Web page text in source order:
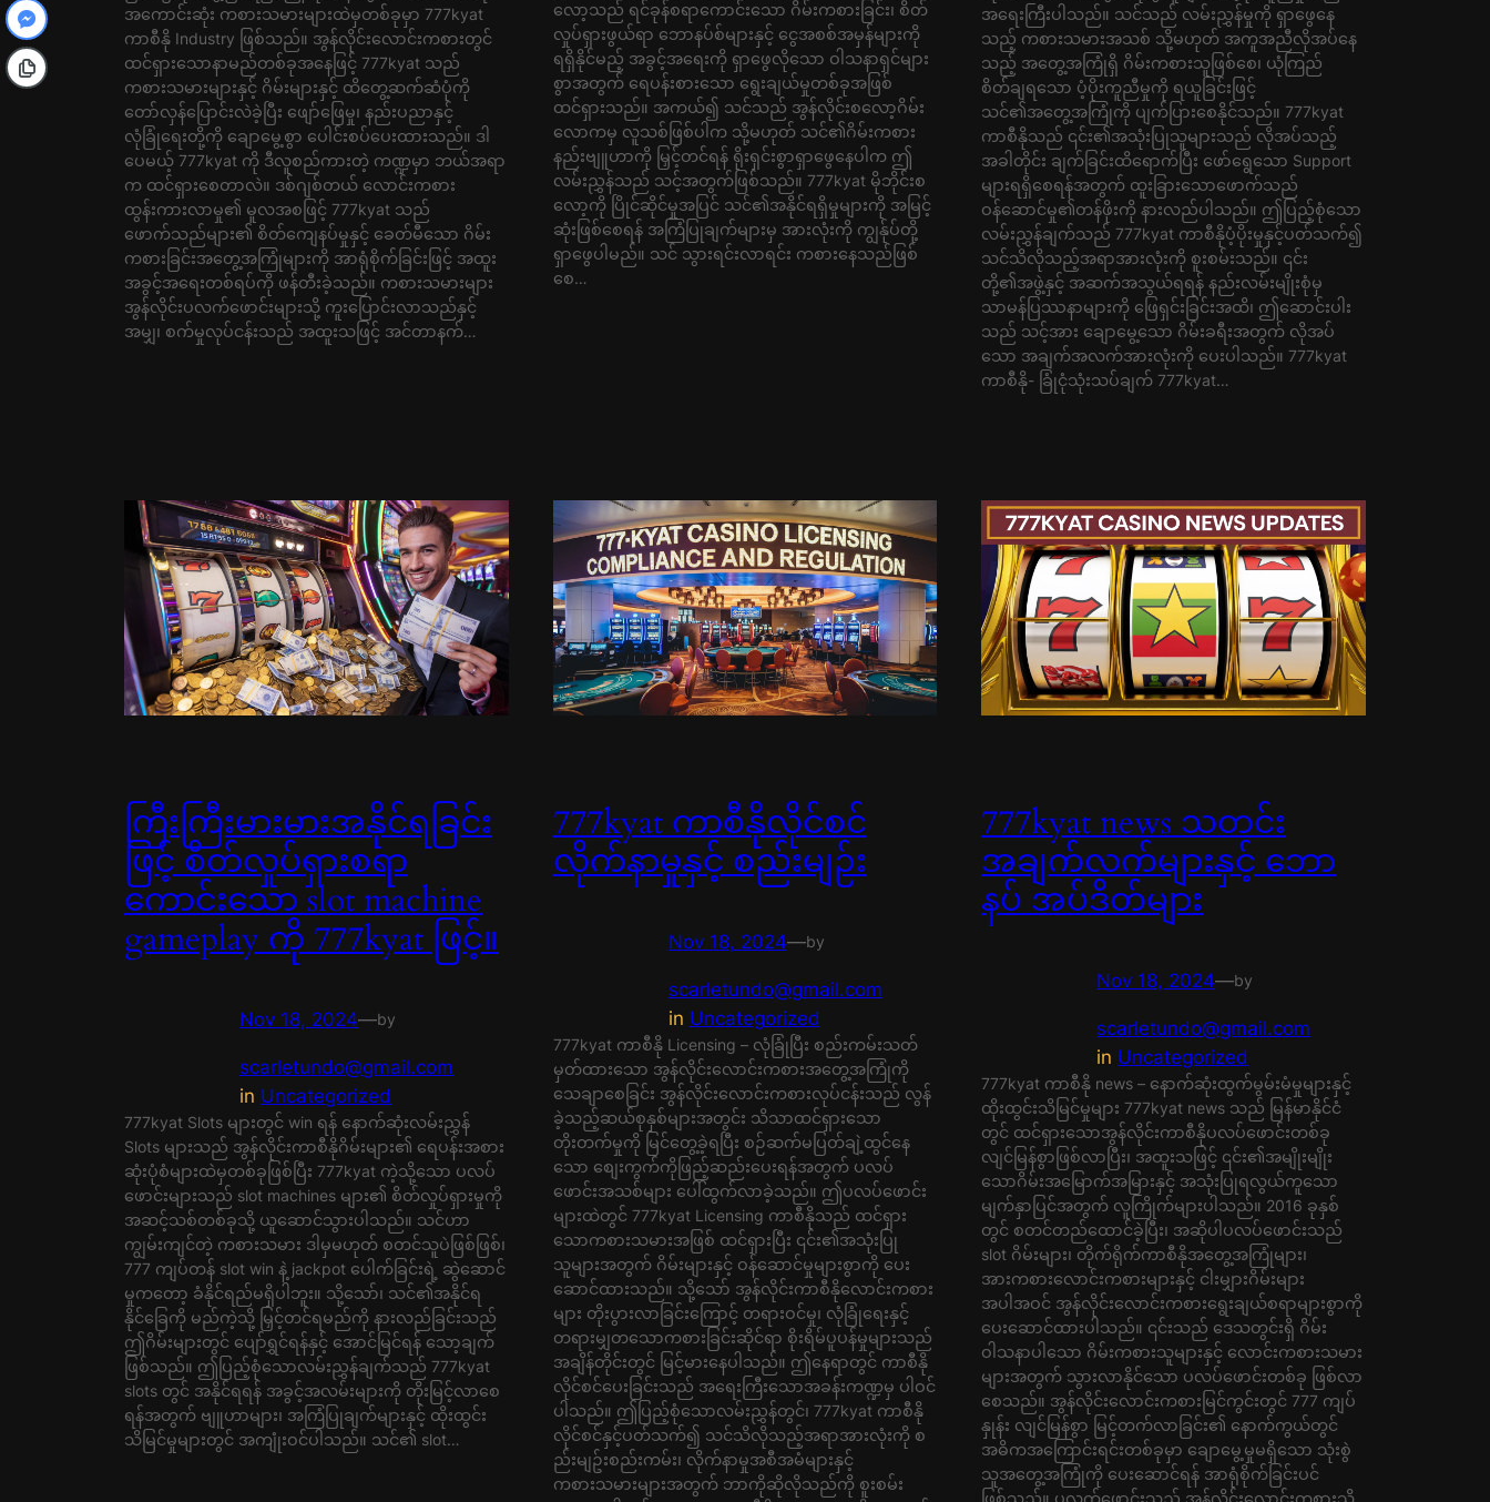
အကောင်းဆုံး ကစားသမားများထဲမှတစ်ခုမှာ 777kyat
ကာစီနို Industry ဖြစ်သည်။ အွန်လိုင်းလောင်းကစားတွင်
ထင်ရှားသောနာမည်တစ်ခုအနေဖြင့် 777kyat သည်
ကစားသမားများနှင့် ဂိမ်းများနှင့် ထိတွေ့ဆက်ဆံပုံကို
တော်လှန်ပြောင်းလဲခဲ့ပြီး ဖျော်ဖြေမှု၊ နည်းပညာနှင့်
လုံခြုံရေးတို့ကို ချောမွေ့စွာ ပေါင်းစပ်ပေးထားသည်။ ဒါ
ပေမယ့် 777kyat ကို ဒီလူစည်ကားတဲ့ ကဏ္ဍမှာ ဘယ်အရာ
က ထင်ရှားစေတာလဲ။ ဒစ်ဂျစ်တယ် လောင်းကစား
ထွန်းကားလာမှု၏ မူလအစဖြင့် 777kyat သည်
ဖောက်သည်များ၏ စိတ်ကျေနပ်မှုနှင့် ခေတ်မီသော ဂိမ်း
ကစားခြင်းအတွေ့အကြုံများကို အာရုံစိုက်ခြင်းဖြင့် အထူး
အခွင့်အရေးတစ်ရပ်ကို ဖန်တီးခဲ့သည်။ ကစားသမားများ
အွန်လိုင်းပလက်ဖောင်းများသို့ ကူးပြောင်းလာသည်နှင့်
အမျှ၊ စက်မှုလုပ်ငန်းသည် အထူးသဖြင့် အင်တာနက်…
လော့သည် ရင်ခုန်စရာကောင်းသော ဂိမ်းကစားခြင်း၊ စိတ်
လှုပ်ရှားဖွယ်ရာ ဘောနပ်စ်များနှင့် ငွေအစစ်အမှန်များကို
ရရှိနိုင်မည့် အခွင့်အရေးကို ရှာဖွေလိုသော ဝါသနာရှင်များ
စွာအတွက် ရေပန်းစားသော ရွေးချယ်မှုတစ်ခုအဖြစ်
ထင်ရှားသည်။ အကယ်၍ သင်သည် အွန်လိုင်းစလော့ဂိမ်း
လောကမှ လူသစ်ဖြစ်ပါက သို့မဟုတ် သင်၏ဂိမ်းကစား
နည်းဗျူဟာကို မြှင့်တင်ရန် ရိုးရှင်းစွာရှာဖွေနေပါက ဤ
လမ်းညွှန်သည် သင့်အတွက်ဖြစ်သည်။ 777kyat မိုဘိုင်းစ
လော့ကို ပြိုင်ဆိုင်မှုအပြင် သင်၏အနိုင်ရရှိမှုများကို အမြင့်
ဆုံးဖြစ်စေရန် အကြံပြုချက်များမှ အားလုံးကို ကျွန်ုပ်တို့
ရှာဖွေပါမည်။ သင် သွားရင်းလာရင်း ကစားနေသည်ဖြစ်
စေ…
အရေးကြီးပါသည်။ သင်သည် လမ်းညွှန်မှုကို ရှာဖွေနေ
သည့် ကစားသမားအသစ် သို့မဟုတ် အကူအညီလိုအပ်နေ
သည့် အတွေ့အကြုံရှိ ဂိမ်းကစားသူဖြစ်စေ၊ ယုံကြည်
စိတ်ချရသော ပံ့ပိုးကူညီမှုကို ရယူခြင်းဖြင့်
သင်၏အတွေ့အကြုံကို ပျက်ပြားစေနိုင်သည်။ 777kyat
ကာစီနိုသည် ၎င်း၏အသုံးပြုသူများသည် လိုအပ်သည့်
အခါတိုင်း ချက်ခြင်းထိရောက်ပြီး ဖော်ရွေသော Support
များရရှိစေရန်အတွက် ထူးခြားသောဖောက်သည်
ဝန်ဆောင်မှု၏တန်ဖိုးကို နားလည်ပါသည်။ ဤပြည့်စုံသော
လမ်းညွှန်ချက်သည် 777kyat ကာစီနိုပံ့ပိုးမှုနှင့်ပတ်သက်၍
သင်သိလိုသည့်အရာအားလုံးကို စူးစမ်းသည်။ ၎င်း
တို့၏အဖွဲ့နှင့် အဆက်အသွယ်ရရန် နည်းလမ်းမျိုးစုံမှ
သာမန်ပြဿနာများကို ဖြေရှင်းခြင်းအထိ၊ ဤဆောင်းပါး
သည် သင့်အား ချောမွေ့သော ဂိမ်းခရီးအတွက် လိုအပ်
သော အချက်အလက်အားလုံးကို ပေးပါသည်။ 777kyat
ကာစီနို- ခြုံငုံသုံးသပ်ချက် 777kyat…
ကြီးကြီးမားမားအနိုင်ရခြင်း
ဖြင့် စိတ်လှုပ်ရှားစရာ
ကောင်းသော slot machine
gameplay ကို 777kyat ဖြင့်။
Nov 18, 2024—by
scarletundo@gmail.com
in Uncategorized
777kyat Slots များတွင် win ရန် နောက်ဆုံးလမ်းညွှန်
Slots များသည် အွန်လိုင်းကာစီနိုဂိမ်းများ၏ ရေပန်းအစား
ဆုံးပုံစံများထဲမှတစ်ခုဖြစ်ပြီး 777kyat ကဲ့သို့သော ပလပ်
ဖောင်းများသည် slot machines များ၏ စိတ်လှုပ်ရှားမှုကို
အဆင့်သစ်တစ်ခုသို့ ယူဆောင်သွားပါသည်။ သင်ဟာ
ကျွမ်းကျင်တဲ့ ကစားသမား ဒါမှမဟုတ် စတင်သူပဲဖြစ်ဖြစ်၊
777 ကျပ်တန် slot win နဲ့ jackpot ပေါက်ခြင်းရဲ့ ဆွဲဆောင်
မှုကတော့ ခံနိုင်ရည်မရှိပါဘူး။ သို့သော်၊ သင်၏အနိုင်ရ
နိုင်ခြေကို မည်ကဲ့သို့ မြှင့်တင်ရမည်ကို နားလည်ခြင်းသည်
ဤဂိမ်းများတွင် ပျော်ရွှင်ရန်နှင့် အောင်မြင်ရန် သော့ချက်
ဖြစ်သည်။ ဤပြည့်စုံသောလမ်းညွှန်ချက်သည် 777kyat
slots တွင် အနိုင်ရရန် အခွင့်အလမ်းများကို တိုးမြင့်လာစေ
ရန်အတွက် ဗျူဟာများ၊ အကြံပြုချက်များနှင့် ထိုးထွင်း
သိမြင်မှုများတွင် အကျုံးဝင်ပါသည်။ သင်၏ slot…
777kyat ကာစီနိုလိုင်စင်
လိုက်နာမှုနှင့် စည်းမျဉ်း
Nov 18, 2024—by
scarletundo@gmail.com
in Uncategorized
777kyat ကာစီနို Licensing – လုံခြုံပြီး စည်းကမ်းသတ်
မှတ်ထားသော အွန်လိုင်းလောင်းကစားအတွေ့အကြုံကို
သေချာစေခြင်း အွန်လိုင်းလောင်းကစားလုပ်ငန်းသည် လွန်
ခဲ့သည့်ဆယ်စုနှစ်များအတွင်း သိသာထင်ရှားသော
တိုးတက်မှုကို မြင်တွေ့ခဲ့ရပြီး စဉ်ဆက်မပြတ်ချဲ့ထွင်နေ
သော စျေးကွက်ကိုဖြည့်ဆည်းပေးရန်အတွက် ပလပ်
ဖောင်းအသစ်များ ပေါ်ထွက်လာခဲ့သည်။ ဤပလပ်ဖောင်း
များထဲတွင် 777kyat Licensing ကာစီနိုသည် ထင်ရှား
သောကစားသမားအဖြစ် ထင်ရှားပြီး ၎င်း၏အသုံးပြု
သူများအတွက် ဂိမ်းများနှင့် ဝန်ဆောင်မှုများစွာကို ပေး
ဆောင်ထားသည်။ သို့သော် အွန်လိုင်းကာစီနိုလောင်းကစား
များ တိုးပွားလာခြင်းကြောင့် တရားဝင်မှု၊ လုံခြုံရေးနှင့်
တရားမျှတသောကစားခြင်းဆိုင်ရာ စိုးရိမ်ပူပန်မှုများသည်
အချိန်တိုင်းတွင် မြင့်မားနေပါသည်။ ဤနေရာတွင် ကာစီနို
လိုင်စင်ပေးခြင်းသည် အရေးကြီးသောအခန်းကဏ္ဍမှ ပါဝင်
ပါသည်။ ဤပြည့်စုံသောလမ်းညွှန်တွင်၊ 777kyat ကာစီနို
လိုင်စင်နှင့်ပတ်သက်၍ သင်သိလိုသည့်အရာအားလုံးကို စ
ည်းမျဥ်းစည်းကမ်း၊ လိုက်နာမှုအစီအမံများနှင့်
ကစားသမားများအတွက် ဘာကိုဆိုလိုသည်ကို စူးစမ်း
777kyat news သတင်း
အချက်လက်များနှင့် ဘော
နပ် အပ်ဒိတ်များ
Nov 18, 2024—by
scarletundo@gmail.com
in Uncategorized
777kyat ကာစီနို news – နောက်ဆုံးထွက်မွမ်းမံမှုများနှင့်
ထိုးထွင်းသိမြင်မှုများ 777kyat news သည် မြန်မာနိုင်ငံ
တွင် ထင်ရှားသောအွန်လိုင်းကာစီနိုပလပ်ဖောင်းတစ်ခု
လျင်မြန်စွာဖြစ်လာပြီး၊ အထူးသဖြင့် ၎င်း၏အမျိုးမျိုး
သောဂိမ်းအမြောက်အမြားနှင့် အသုံးပြုရလွယ်ကူသော
မျက်နှာပြင်အတွက် လူကြိုက်များပါသည်။ 2016 ခုနှစ်
တွင် စတင်တည်ထောင်ခဲ့ပြီး၊ အဆိုပါပလပ်ဖောင်းသည်
slot ဂိမ်းများ၊ တိုက်ရိုက်ကာစီနိုအတွေ့အကြုံများ၊
အားကစားလောင်းကစားများနှင့် ငါးမျှားဂိမ်းများ
အပါအဝင် အွန်လိုင်းလောင်းကစားရွေးချယ်စရာများစွာကို
ပေးဆောင်ထားပါသည်။ ၎င်းသည် ဒေသတွင်းရှိ ဂိမ်း
ဝါသနာပါသော ဂိမ်းကစားသူများနှင့် လောင်းကစားသမား
များအတွက် သွားလာနိုင်သော ပလပ်ဖောင်းတစ်ခု ဖြစ်လာ
စေသည်။ အွန်လိုင်းလောင်းကစားမြင်ကွင်းတွင် 777 ကျပ်
နှုန်း လျင်မြန်စွာ မြင့်တက်လာခြင်း၏ နောက်ကွယ်တွင်
အဓိကအကြောင်းရင်းတစ်ခုမှာ ချောမွေ့မှုမရှိသော သုံးစွဲ
သူအတွေ့အကြုံကို ပေးဆောင်ရန် အာရုံစိုက်ခြင်းပင်
ဖြစ်သည်။ ပလက်ဖောင်းသည် အွန်လိုင်းလောင်းကစားသို့